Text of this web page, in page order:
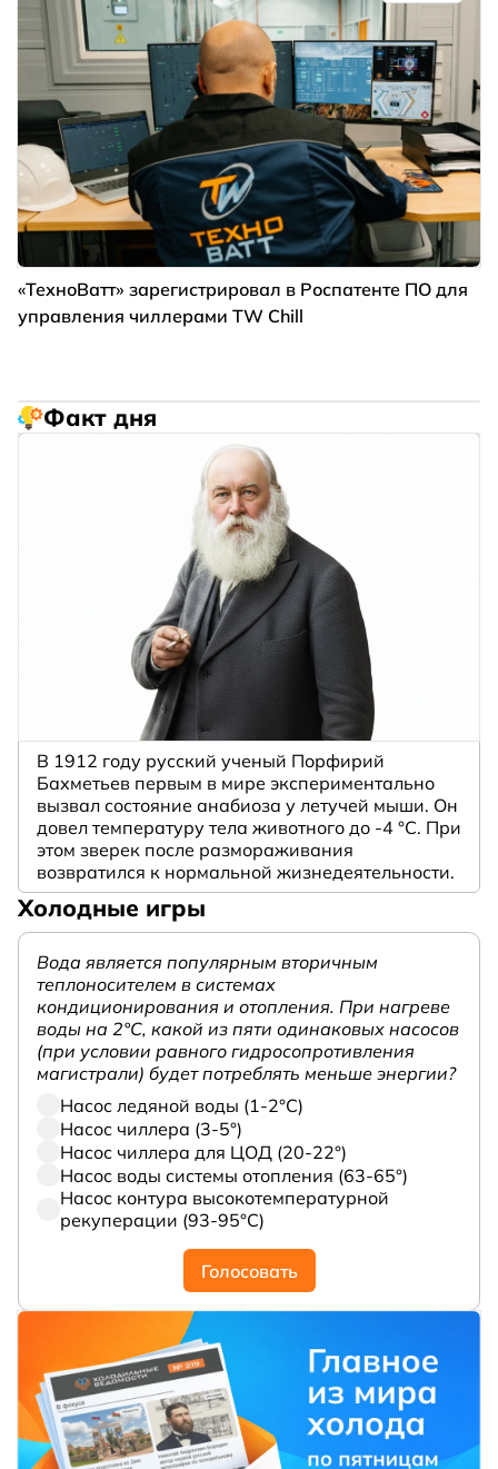
«ТехноВатт» зарегистрировал в Роспатенте ПО для
управления чиллерами TW Chill
Факт дня
В 1912 году русский ученый Порфирий
Бахметьев первым в мире экспериментально
вызвал состояние анабиоза у летучей мыши. Он
довел температуру тела животного до -4 °C. При
этом зверек после размораживания
возвратился к нормальной жизнедеятельности.
Холодные игры
Вода является популярным вторичным
теплоносителем в системах
кондиционирования и отопления. При нагреве
воды на 2°С, какой из пяти одинаковых насосов
(при условии равного гидросопротивления
магистрали) будет потреблять меньше энергии?
Насос ледяной воды (1-2°С)
Насос чиллера (3-5°)
Насос чиллера для ЦОД (20-22°)
Насос воды системы отопления (63-65°)
Насос контура высокотемпературной
рекуперации (93-95°С)
Голосовать